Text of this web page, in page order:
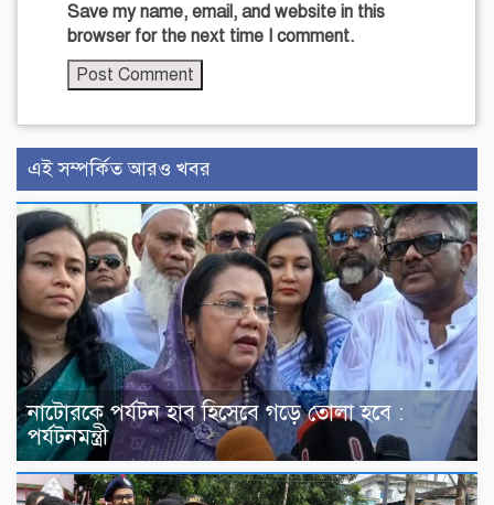
Save my name, email, and website in this
browser for the next time I comment.
এই সম্পর্কিত আরও খবর
নাটোরকে পর্যটন হাব হিসেবে গড়ে তোলা হবে :
পর্যটনমন্ত্রী